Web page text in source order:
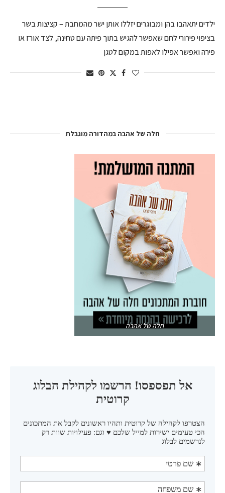
ילדים יתאהבו בהן ומבוגרים יזללו אותן ישר מהמחבת – קציצות בשר
בציפוי פירורי לחם שאפשר להגיש בתוך פיתה עם טחינה, לצד אורז או
פירה ואפשר אפילו לאפות במקום לטגן
חלה של אהבה במהדורה מוגבלת
חלה של אהבה